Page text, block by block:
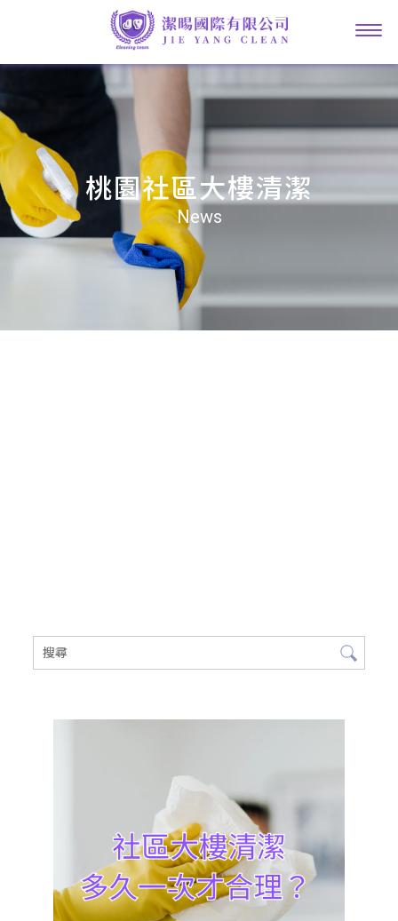
桃園社區大樓清潔